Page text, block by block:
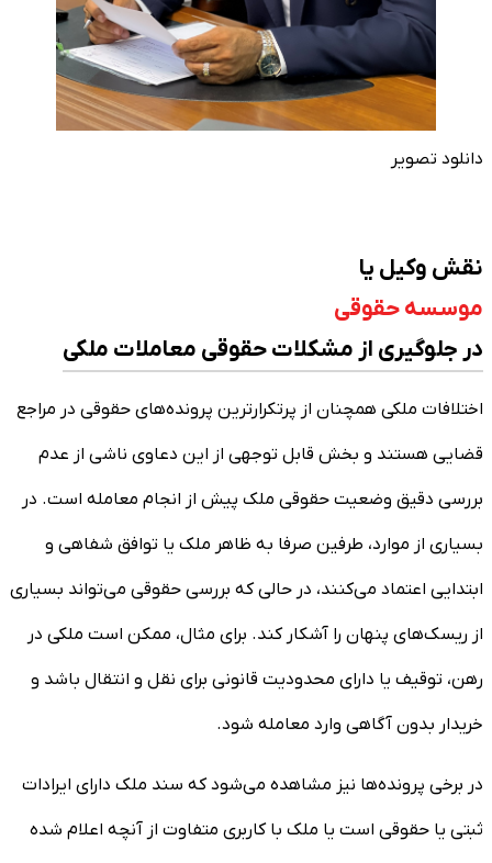
دانلود تصویر
نقش وکیل یا
موسسه حقوقی
در جلوگیری از مشکلات حقوقی معاملات ملکی
اختلافات ملکی همچنان از پرتکرارترین پرونده‌های حقوقی در مراجع
قضایی هستند و بخش قابل توجهی از این دعاوی ناشی از عدم
بررسی دقیق وضعیت حقوقی ملک پیش از انجام معامله است. در
بسیاری از موارد، طرفین صرفا به ظاهر ملک یا توافق شفاهی و
ابتدایی اعتماد می‌کنند، در حالی که بررسی حقوقی می‌تواند بسیاری
از ریسک‌های پنهان را آشکار کند. برای مثال، ممکن است ملکی در
رهن، توقیف یا دارای محدودیت قانونی برای نقل و انتقال باشد و
خریدار بدون آگاهی وارد معامله شود.
در برخی پرونده‌ها نیز مشاهده می‌شود که سند ملک دارای ایرادات
ثبتی یا حقوقی است یا ملک با کاربری متفاوت از آنچه اعلام شده